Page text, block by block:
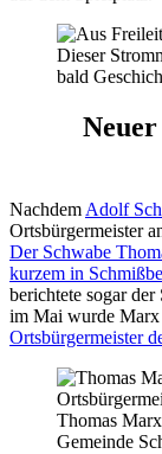
Dieser
bald
Nachdem Adolf
Ortsbürgermeister
Der Schwabe
kurzem in
berichtete sogar
im Mai wurde Marx
Ortsbürgermeister
Thomas
Gemeinde